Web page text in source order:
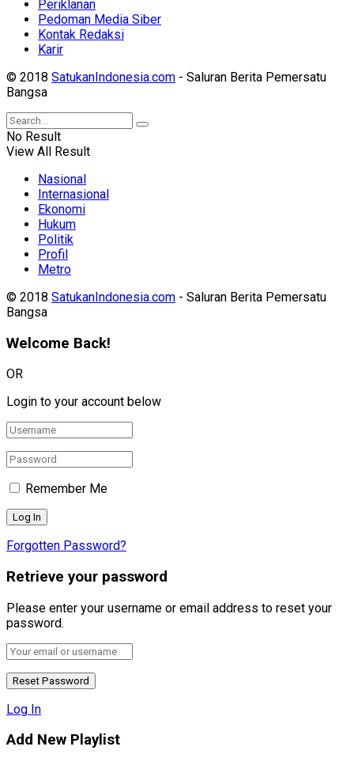
Periklanan
Pedoman Media Siber
Kontak Redaksi
Karir
© 2018 SatukanIndonesia.com - Saluran Berita Pemersatu
Bangsa
No Result
View All Result
Nasional
Internasional
Ekonomi
Hukum
Politik
Profil
Metro
© 2018 SatukanIndonesia.com - Saluran Berita Pemersatu
Bangsa
Welcome Back!
OR
Login to your account below
Remember Me
Forgotten Password?
Retrieve your password
Please enter your username or email address to reset your
password.
Log In
Add New Playlist